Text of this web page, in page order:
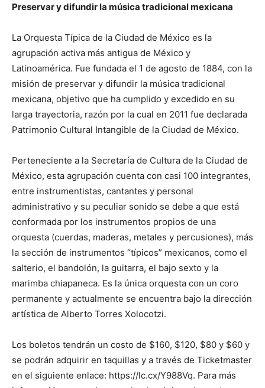
Preservar y difundir la música tradicional mexicana
La Orquesta Típica de la Ciudad de México es la
agrupación activa más antigua de México y
Latinoamérica. Fue fundada el 1 de agosto de 1884, con la
misión de preservar y difundir la música tradicional
mexicana, objetivo que ha cumplido y excedido en su
larga trayectoria, razón por la cual en 2011 fue declarada
Patrimonio Cultural Intangible de la Ciudad de México.
Perteneciente a la Secretaría de Cultura de la Ciudad de
México, esta agrupación cuenta con casi 100 integrantes,
entre instrumentistas, cantantes y personal
administrativo y su peculiar sonido se debe a que está
conformada por los instrumentos propios de una
orquesta (cuerdas, maderas, metales y percusiones), más
la sección de instrumentos “típicos” mexicanos, como el
salterio, el bandolón, la guitarra, el bajo sexto y la
marimba chiapaneca. Es la única orquesta con un coro
permanente y actualmente se encuentra bajo la dirección
artística de Alberto Torres Xolocotzi.
Los boletos tendrán un costo de $160, $120, $80 y $60 y
se podrán adquirir en taquillas y a través de Ticketmaster
en el siguiente enlace: https://lc.cx/Y988Vq. Para más